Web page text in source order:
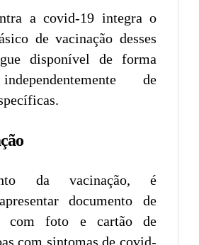
a covid-19 integra o
de vacinação desses
disponível de forma
de
da vacinação, é
documento de
com foto e cartão de
com sintomas de covid-